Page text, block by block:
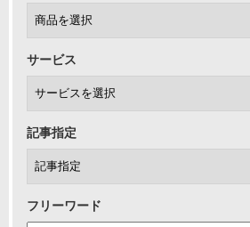
サービス
記事指定
フリーワード